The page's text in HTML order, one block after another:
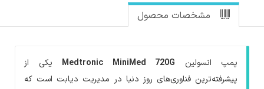
مشخصات محصول
پمپ انسولین Medtronic MiniMed 720G یکی از
پیشرفته‌ترین فناوری‌های روز دنیا در مدیریت دیابت است که